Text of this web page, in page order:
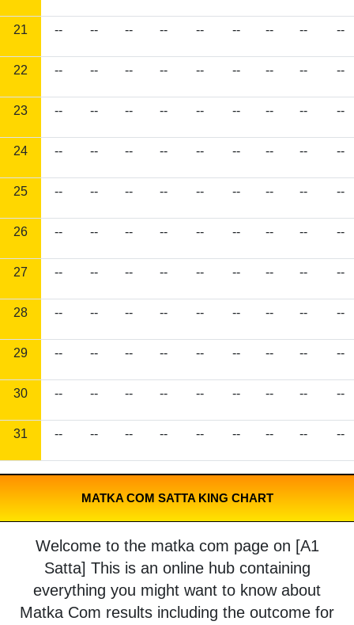
21 -- -- -- -- -- -- -- -- --
22 -- -- -- -- -- -- -- -- --
23 -- -- -- -- -- -- -- -- --
24 -- -- -- -- -- -- -- -- --
25 -- -- -- -- -- -- -- -- --
26 -- -- -- -- -- -- -- -- --
27 -- -- -- -- -- -- -- -- --
28 -- -- -- -- -- -- -- -- --
29 -- -- -- -- -- -- -- -- --
30 -- -- -- -- -- -- -- -- --
31 -- -- -- -- -- -- -- -- --
MATKA COM SATTA KING CHART
Welcome to the matka com page on [A1
Satta] This is an online hub containing
everything you might want to know about
Matka Com results including the outcome for